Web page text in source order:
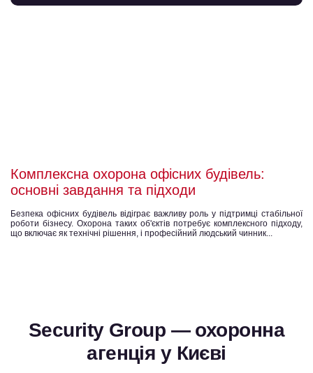
Комплексна охорона офісних будівель:
основні завдання та підходи
Безпека офісних будівель відіграє важливу роль у підтримці стабільної
роботи бізнесу. Охорона таких об'єктів потребує комплексного підходу,
що включає як технічні рішення, і професійний людський чинник...
Security Group — охоронна
агенція у Києві